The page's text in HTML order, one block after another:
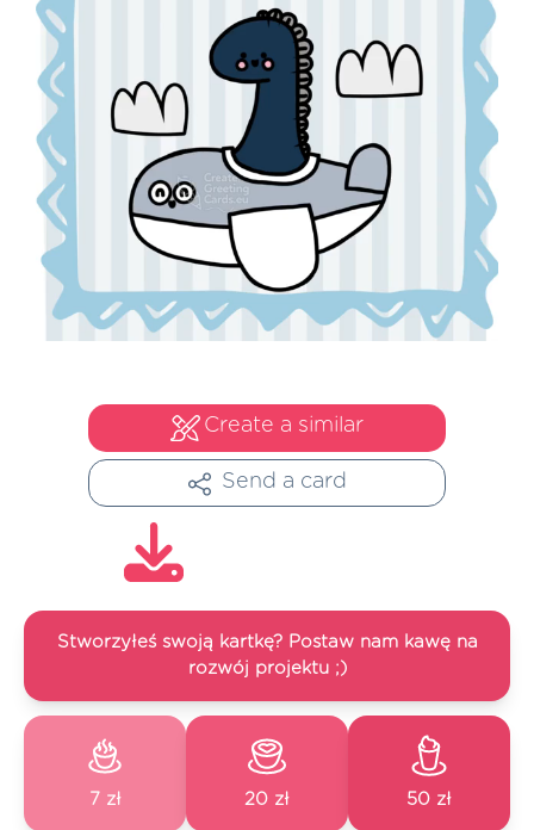
Create a similar
Send a card
Stworzyłeś swoją kartkę? Postaw nam kawę na
rozwój projektu ;)
7 zł 20 zł 50 zł